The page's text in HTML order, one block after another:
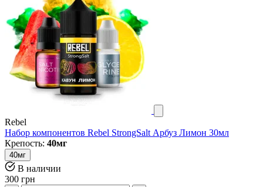
Rebel
Набор компонентов Rebel StrongSalt Арбуз Лимон 30мл
Крепость: 40мг
40мг
В наличии
300 грн